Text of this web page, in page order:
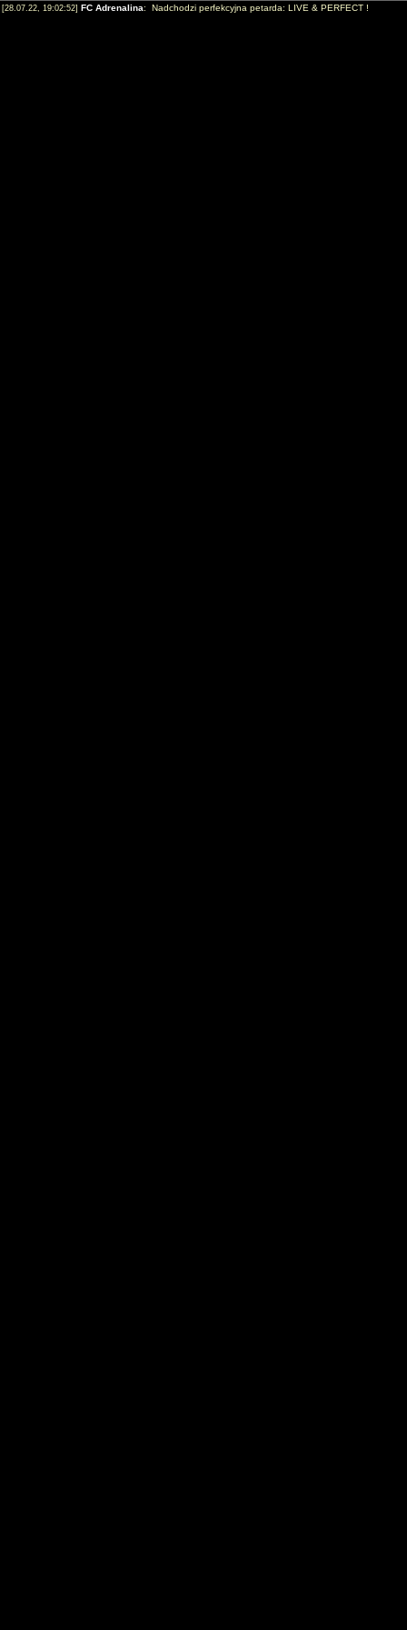
[28.07.22, 19:02:52] FC Adrenalina: Nadchodzi perfekcyjna petarda: LIVE & PERFECT !